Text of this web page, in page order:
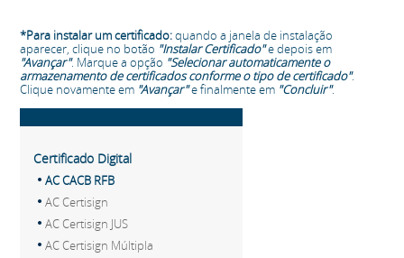
*Para instalar um certificado:quando a janela de instalação
aparecer, clique no botão "Instalar Certificado"e depois em
"Avançar". Marque a opção "Selecionar automaticamente o
armazenamento de certificados conforme o tipo de certificado".
Clique novamente em "Avançar"e finalmente em "Concluir".
Certificado Digital
AC CACB RFB
AC Certisign
AC Certisign JUS
AC Certisign Múltipla